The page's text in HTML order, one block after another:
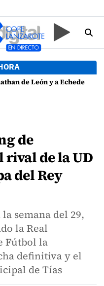
por presuntas anomalías en contratos festivos
de
rival de la UD
del Rey
semana del 29,
la Real
Fútbol la
definitiva y el
de Tías